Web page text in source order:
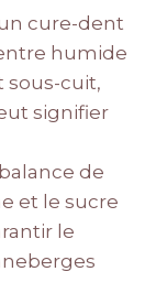
cure-dent
humide
sous-cuit,
signifier
de
et le sucre
le